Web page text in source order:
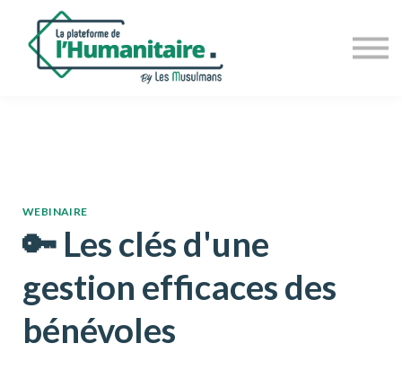
Contact
WEBINAIRE
🔑 Les clés d'une
gestion efficaces des
bénévoles